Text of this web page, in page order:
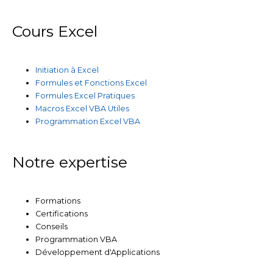
Cours Excel
Initiation à Excel
Formules et Fonctions Excel
Formules Excel Pratiques
Macros Excel VBA Utiles
Programmation Excel VBA
Notre expertise
Formations
Certifications
Conseils
Programmation VBA
Développement d'Applications